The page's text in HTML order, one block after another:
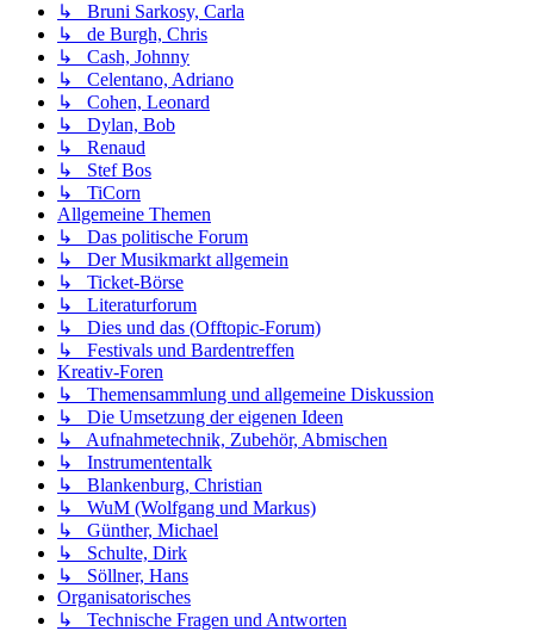
↳ Bruni Sarkosy, Carla
↳ de Burgh, Chris
↳ Cash, Johnny
↳ Celentano, Adriano
↳ Cohen, Leonard
↳ Dylan, Bob
↳ Renaud
↳ Stef Bos
↳ TiCorn
Allgemeine Themen
↳ Das politische Forum
↳ Der Musikmarkt allgemein
↳ Ticket-Börse
↳ Literaturforum
↳ Dies und das (Offtopic-Forum)
↳ Festivals und Bardentreffen
Kreativ-Foren
↳ Themensammlung und allgemeine Diskussion
↳ Die Umsetzung der eigenen Ideen
↳ Aufnahmetechnik, Zubehör, Abmischen
↳ Instrumententalk
↳ Blankenburg, Christian
↳ WuM (Wolfgang und Markus)
↳ Günther, Michael
↳ Schulte, Dirk
↳ Söllner, Hans
Organisatorisches
↳ Technische Fragen und Antworten